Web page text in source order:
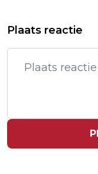
MET
EU: RUIM
DOOR
Plaats reactie